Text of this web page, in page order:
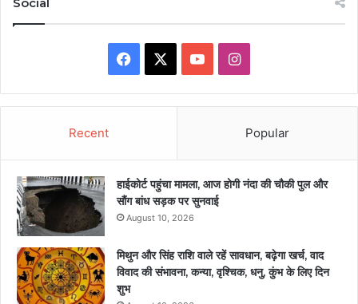
Facebook YouTubeInstagram
Recent Popular
हाईकोर्ट पहुंचा मामला, आज होगी नंदा की चौकी पुल और
सौंग बांध सड़क पर सुनवाई
August 10, 2026
मिथुन और सिंह राशि वाले रहें सावधान, बढ़ेगा खर्च, वाद
विवाद की संभावना, कन्या, वृश्चिक, धनु, कुंभ के लिए दिन
शुभ